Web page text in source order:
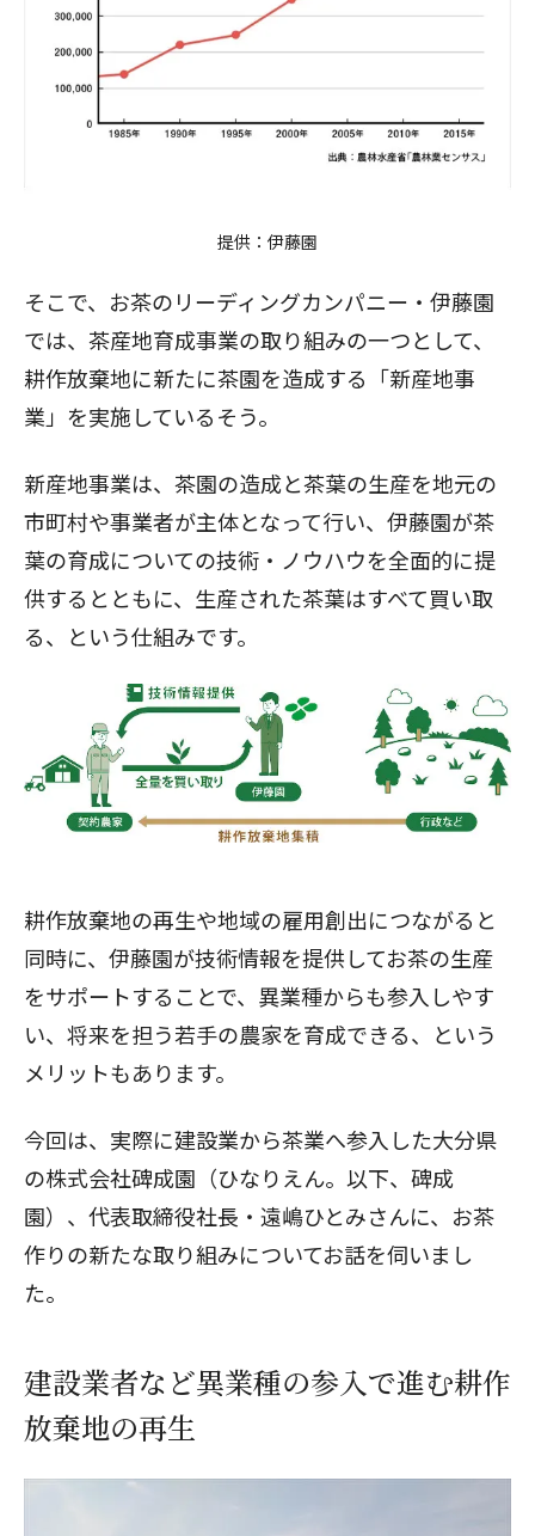
提供：伊藤園
そこで、お茶のリーディングカンパニー・伊藤園
では、茶産地育成事業の取り組みの一つとして、
耕作放棄地に新たに茶園を造成する「新産地事
業」を実施しているそう。
新産地事業は、茶園の造成と茶葉の生産を地元の
市町村や事業者が主体となって行い、伊藤園が茶
葉の育成についての技術・ノウハウを全面的に提
供するとともに、生産された茶葉はすべて買い取
る、という仕組みです。
耕作放棄地の再生や地域の雇用創出につながると
同時に、伊藤園が技術情報を提供してお茶の生産
をサポートすることで、異業種からも参入しやす
い、将来を担う若手の農家を育成できる、という
メリットもあります。
今回は、実際に建設業から茶業へ参入した大分県
の株式会社碑成園（ひなりえん。以下、碑成
園）、代表取締役社長・遠嶋ひとみさんに、お茶
作りの新たな取り組みについてお話を伺いまし
た。
建設業者など異業種の参入で進む耕作
放棄地の再生